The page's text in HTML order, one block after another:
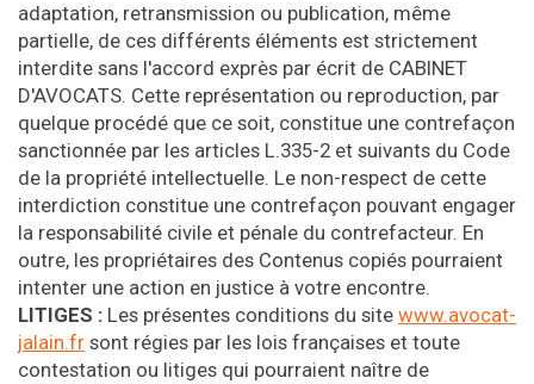
adaptation, retransmission ou publication, même
partielle, de ces différents éléments est strictement
interdite sans l'accord exprès par écrit de CABINET
D'AVOCATS. Cette représentation ou reproduction, par
quelque procédé que ce soit, constitue une contrefaçon
sanctionnée par les articles L.335-2 et suivants du Code
de la propriété intellectuelle. Le non-respect de cette
interdiction constitue une contrefaçon pouvant engager
la responsabilité civile et pénale du contrefacteur. En
outre, les propriétaires des Contenus copiés pourraient
intenter une action en justice à votre encontre.
LITIGES : Les présentes conditions du site www.avocat-
jalain.fr sont régies par les lois françaises et toute
contestation ou litiges qui pourraient naître de